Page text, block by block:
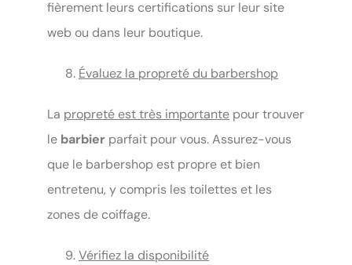
fièrement leurs certifications sur leur site
web ou dans leur boutique.
Évaluez la propreté du barbershop
La propreté est très importante pour trouver
le barbier parfait pour vous. Assurez-vous
que le barbershop est propre et bien
entretenu, y compris les toilettes et les
zones de coiffage.
Vérifiez la disponibilité